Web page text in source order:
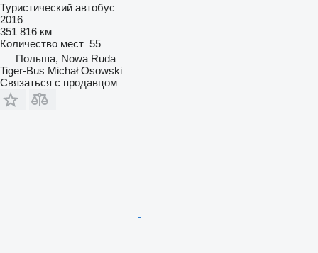
Туристический автобус
2016
351 816 км
Количество мест 55
Польша, Nowa Ruda
Tiger-Bus Michał Osowski
Связаться с продавцом